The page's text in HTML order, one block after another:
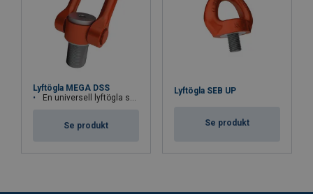
Lyftögla MEGA DSS
En universell lyftögla som kan rotera under lyft. För last upp till 48 ton.
Se produkt
Lyftögla SEB UP
Se produkt